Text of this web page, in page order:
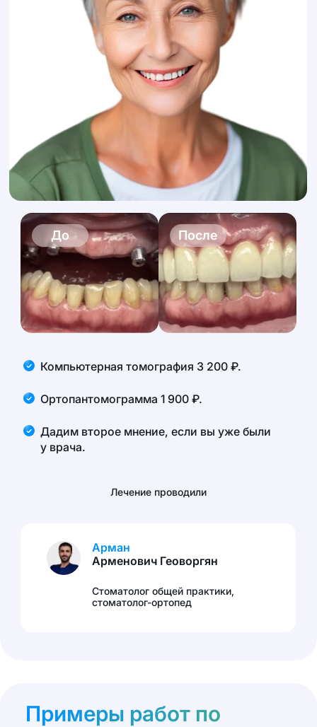
До После
Компьютерная томография 3 200 руб.
₽.
Ортопантомограмма1 900 руб.
₽.
Дадим второе мнение, если вы уже были
у врача.
Лечение проводили
Арман
Арменович Геоворгян
Стоматолог общей практики,
стоматолог-ортопед
Примеры работ по